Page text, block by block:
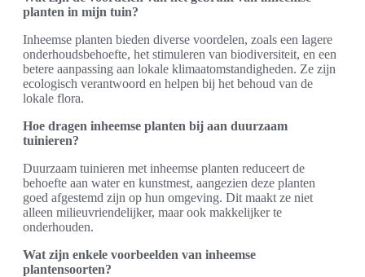
planten in mijn tuin?
Inheemse planten bieden diverse voordelen, zoals een lagere
onderhoudsbehoefte, het stimuleren van biodiversiteit, en een
betere aanpassing aan lokale klimaatomstandigheden. Ze zijn
ecologisch verantwoord en helpen bij het behoud van de
lokale flora.
Hoe dragen inheemse planten bij aan duurzaam
tuinieren?
Duurzaam tuinieren met inheemse planten reduceert de
behoefte aan water en kunstmest, aangezien deze planten
goed afgestemd zijn op hun omgeving. Dit maakt ze niet
alleen milieuvriendelijker, maar ook makkelijker te
onderhouden.
Wat zijn enkele voorbeelden van inheemse
plantensoorten?